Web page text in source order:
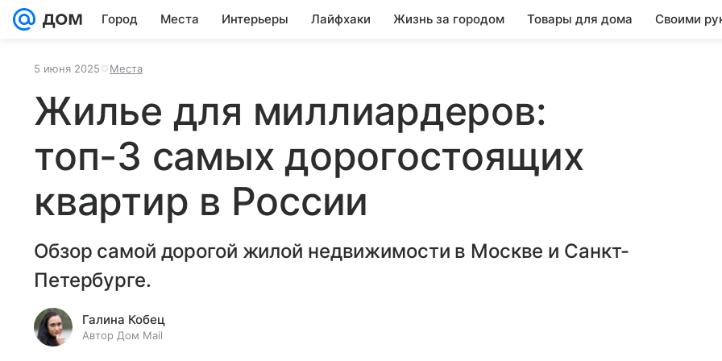
Город Места Интерьеры Лайфхаки Жизнь за городом Товары для дома Своими
5 июня 2025 Места
Жилье для миллиардеров:
топ-3 самых дорогостоящих
квартир в России
Обзор самой дорогой жилой недвижимости в Москве и Санкт-
Петербурге.
Галина Кобец
Автор Дом Mail